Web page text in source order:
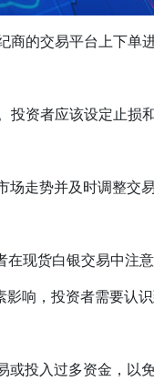
的交易平台上下单
资者应该设定止损
走势并及时调整交
现货白银交易中注意
响，投资者需要认
投入过多资金，以